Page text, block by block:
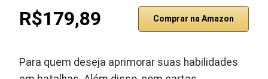
R$179,89 Comprar na Amazon
Para quem deseja aprimorar suas habilidades